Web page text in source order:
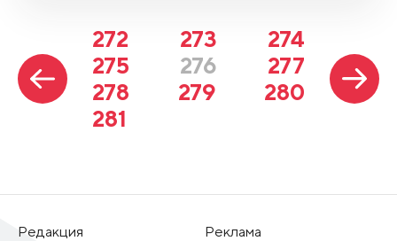
272 273
274
275
276
277
278
279
280
281
Редакция
Реклама